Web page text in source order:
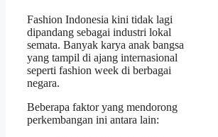
Fashion Indonesia kini tidak lagi
dipandang sebagai industri lokal
semata. Banyak karya anak bangsa
yang tampil di ajang internasional
seperti fashion week di berbagai
negara.
Beberapa faktor yang mendorong
perkembangan ini antara lain: